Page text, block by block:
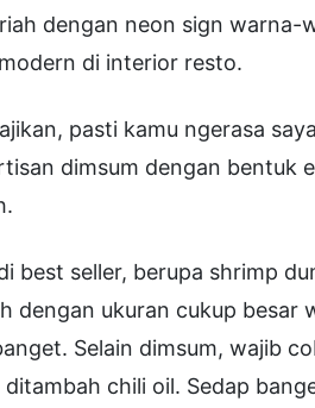
dengan neon sign
di interior resto.
pasti kamu ngerasa
dimsum dengan bentuk
best seller, berupa shrimp
dengan ukuran cukup besar
Selain dimsum, wajib
chili oil. Sedap